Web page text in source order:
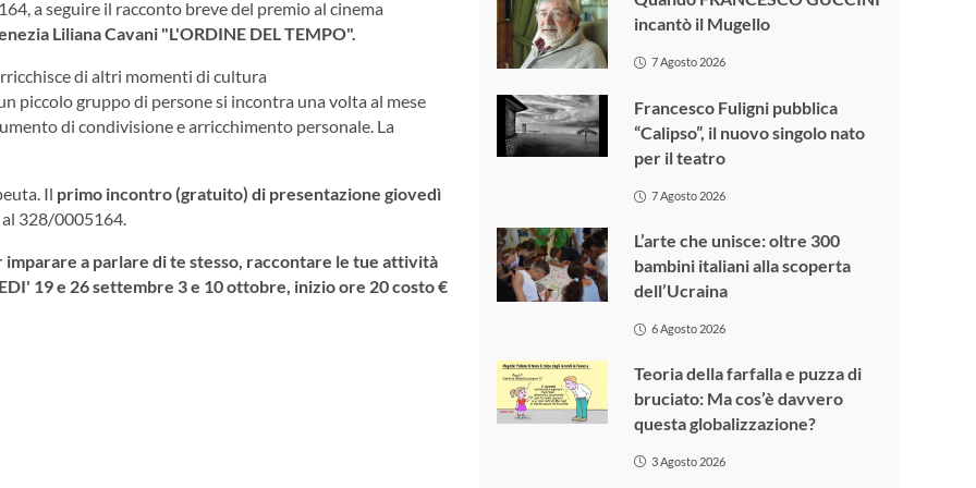
a seguire il racconto breve del premio al cinema
Liliana Cavani "L'ORDINE DEL TEMPO".
di altri momenti di cultura
piccolo gruppo di persone si incontra una volta al mese
di condivisione e arricchimento personale. La
Il primo incontro (gratuito) di presentazione giovedì
328/0005164.
imparare a parlare di te stesso, raccontare le tue attività
19 e 26 settembre 3 e 10 ottobre, inizio ore 20 costo €
incantò il Mugello
7 Agosto 2026
Francesco Fuligni pubblica
“Calipso”, il nuovo singolo nato
per il teatro
7 Agosto 2026
L’arte che unisce: oltre 300
bambini italiani alla scoperta
dell’Ucraina
6 Agosto 2026
Teoria della farfalla e puzza di
bruciato: Ma cos’è davvero
questa globalizzazione?
3 Agosto 2026